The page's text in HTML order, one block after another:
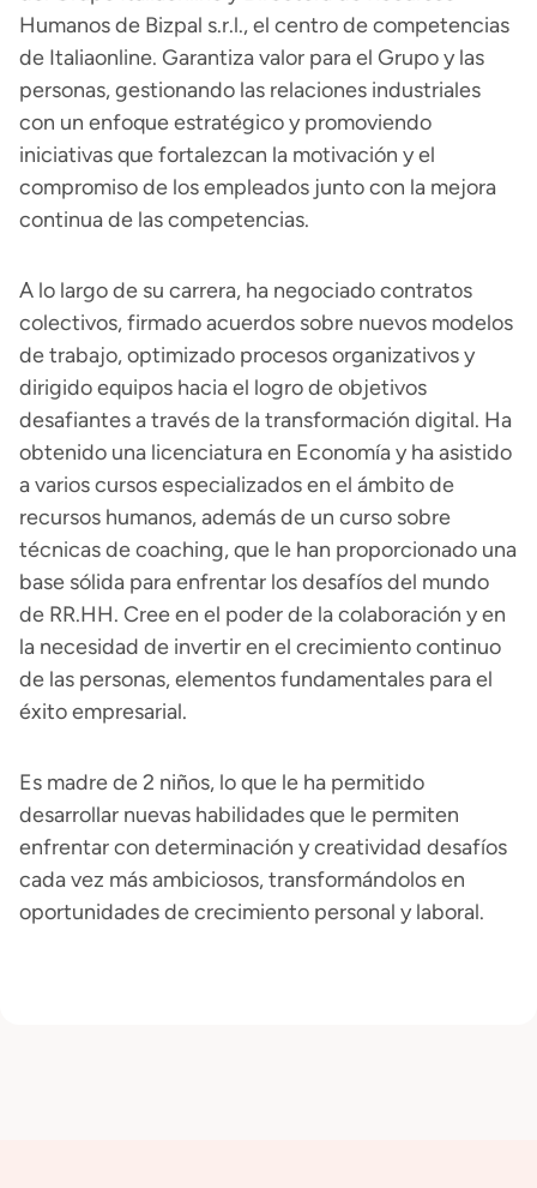
Humanos de Bizpal s.r.l., el centro de competencias
de Italiaonline. Garantiza valor para el Grupo y las
personas, gestionando las relaciones industriales
con un enfoque estratégico y promoviendo
iniciativas que fortalezcan la motivación y el
compromiso de los empleados junto con la mejora
continua de las competencias.
A lo largo de su carrera, ha negociado contratos
colectivos, firmado acuerdos sobre nuevos modelos
de trabajo, optimizado procesos organizativos y
dirigido equipos hacia el logro de objetivos
desafiantes a través de la transformación digital. Ha
obtenido una licenciatura en Economía y ha asistido
a varios cursos especializados en el ámbito de
recursos humanos, además de un curso sobre
técnicas de coaching, que le han proporcionado una
base sólida para enfrentar los desafíos del mundo
de RR.HH. Cree en el poder de la colaboración y en
la necesidad de invertir en el crecimiento continuo
de las personas, elementos fundamentales para el
éxito empresarial.
Es madre de 2 niños, lo que le ha permitido
desarrollar nuevas habilidades que le permiten
enfrentar con determinación y creatividad desafíos
cada vez más ambiciosos, transformándolos en
oportunidades de crecimiento personal y laboral.